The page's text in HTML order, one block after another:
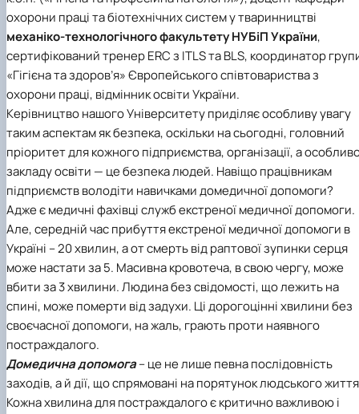
охорони праці та біотехнічних систем у тваринництві
механіко-технологічного факультетуНУБіП України,
сертифікований тренер ERC з ITLS та BLS, координатор
«Гігієна та здоров’я» Європейського співтовариства з
охорони праці, відмінник освіти України.
Керівництво нашого Університету приділяє особливу увагу
таким аспектам як безпека, оскільки на сьогодні, головний
пріоритет для кожного підприємства, організації, а
закладу освіти — це безпека людей. Навіщо працівникам
підприємств володіти навичками домедичної допомоги?
Адже є медичні фахівці служб екстреної медичної допомоги.
Але, середній час прибуття екстреної медичної допомоги в
Україні – 20 хвилин, а от смерть від раптової зупинки серця
може настати за 5. Масивна кровотеча, в свою чергу, може
вбити за 3 хвилини. Людина без свідомості, що лежить на
спині, може померти від задухи. Ці дорогоцінні хвилини без
своєчасної допомоги, на жаль, грають проти наявного
постраждалого.
Домедична допомога– це не лише певна послідовність
заходів, а й дії, що спрямовані на порятунок людського
Кожна хвилина для постраждалого є критично важливою і